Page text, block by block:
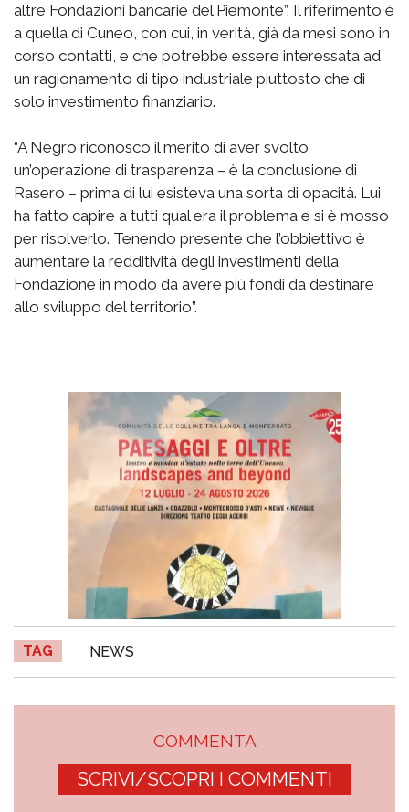
altre Fondazioni bancarie del Piemonte”. Il riferimento è
a quella di Cuneo, con cui, in verità, già da mesi sono in
corso contatti, e che potrebbe essere interessata ad
un ragionamento di tipo industriale piuttosto che di
solo investimento finanziario.
“A Negro riconosco il merito di aver svolto
un’operazione di trasparenza – è la conclusione di
Rasero – prima di lui esisteva una sorta di opacità. Lui
ha fatto capire a tutti qual era il problema e si è mosso
per risolverlo. Tenendo presente che l’obbiettivo è
aumentare la redditività degli investimenti della
Fondazione in modo da avere più fondi da destinare
allo sviluppo del territorio”.
TAG NEWS
COMMENTA
SCRIVI/SCOPRI I COMMENTI